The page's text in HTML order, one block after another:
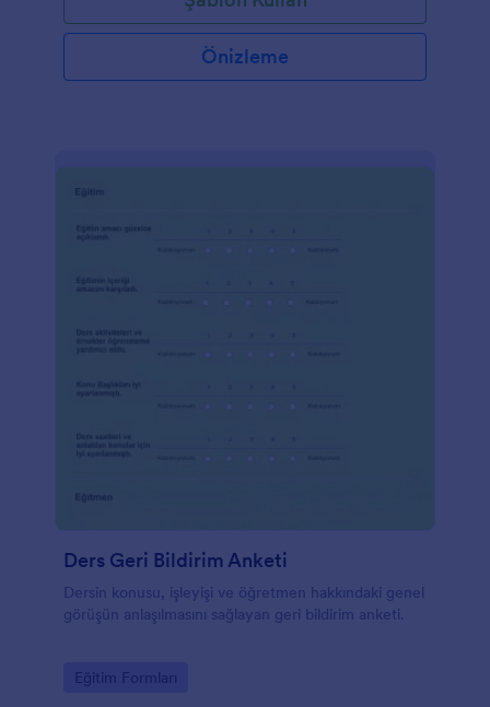
Önizleme
Ders Geri Bildirim Anketi
Dersin konusu, işleyişi ve öğretmen hakkındaki genel
görüşün anlaşılmasını sağlayan geri bildirim anketi.
Go to Category:
Eğitim Formları